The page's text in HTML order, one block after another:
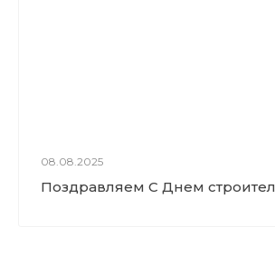
08.08.2025
Поздравляем С Днем